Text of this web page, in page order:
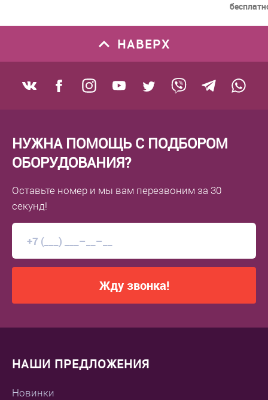
НАВЕРХ
НУЖНА ПОМОЩЬ С ПОДБОРОМ
ОБОРУДОВАНИЯ?
Оставьте номер и мы вам перезвоним за 30
секунд!
Жду звонка!
НАШИ ПРЕДЛОЖЕНИЯ
Новинки